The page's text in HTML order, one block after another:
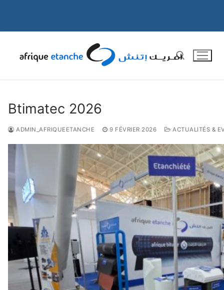
contenu
Btimatec 2026
ADMIN_AFRIQUEETANCHE 9 FÉVRIER 2026 ACTUALITÉS &